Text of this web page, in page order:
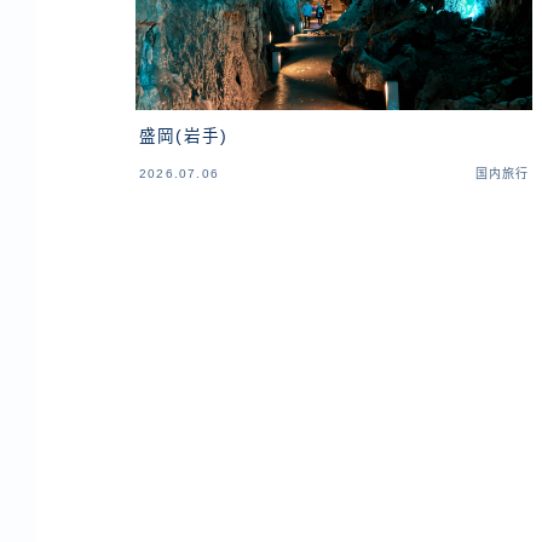
盛岡(岩手)
2026.07.06 国内旅行